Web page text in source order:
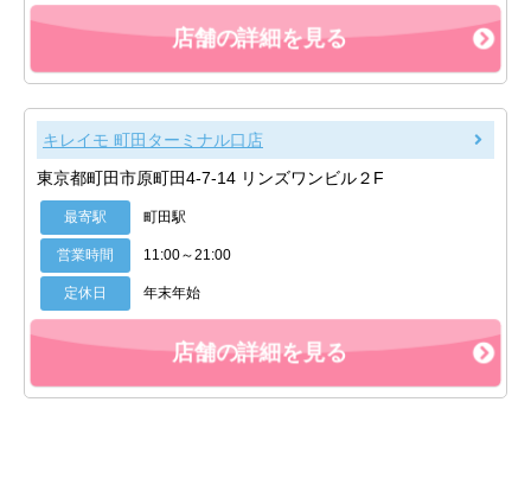
店舗の詳細を見る
キレイモ 町田ターミナル口店
東京都町田市原町田4-7-14 リンズワンビル２F
最寄駅 町田駅
営業時間 11:00～21:00
定休日 年末年始
店舗の詳細を見る